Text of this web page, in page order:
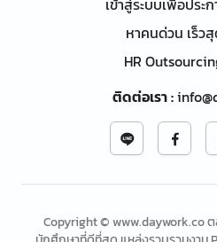
หาคนด่วน เร็วสุ
HR
ติดต่อเรา:
Copyright © www.daywork.co ต